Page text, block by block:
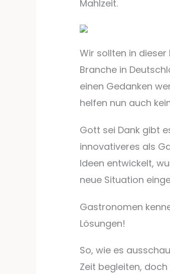
Mahlzeit.
Wir sollten in
Branche in
einen Gedanken
helfen nun auch
Gott sei Dank gibt
innovativeres als
Ideen entwickelt,
neue Situation
Gastronomen
Lösungen!
So, wie es
Zeit begleiten,